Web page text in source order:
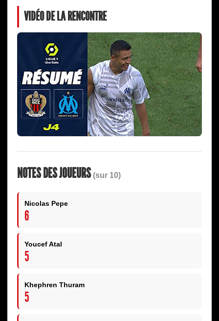
VIDÉO DE LA RENCONTRE
NOTES DES JOUEURS (sur 10)
Nicolas Pepe
6
Youcef Atal
5
Khephren Thuram
5